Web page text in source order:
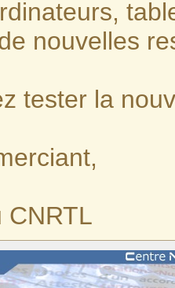
nouvelles
tester la
CNRTL